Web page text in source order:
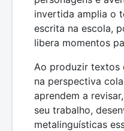
invertida amplia o
escrita na escola,
libera momentos
Ao produzir textos
na perspectiva
aprendem a
seu trabalho,
metalinguísticas